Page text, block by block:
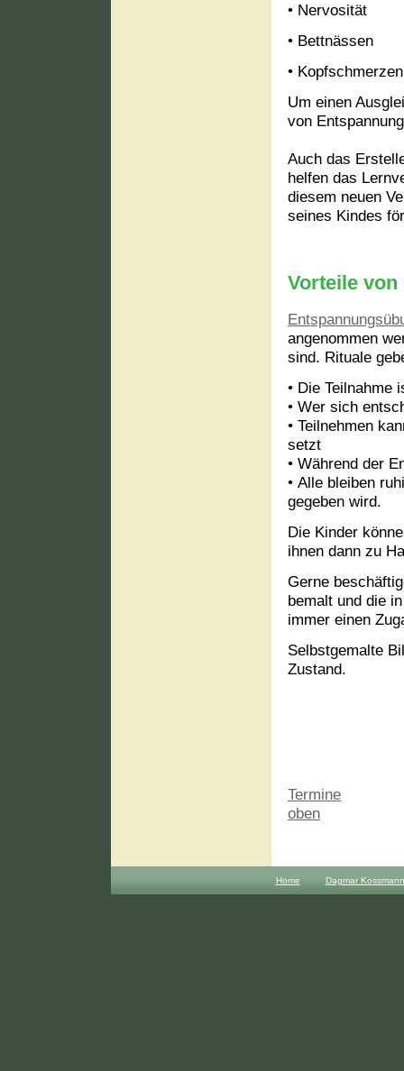
• Nervosität
• Bettnässen
• Kopfschmerzen
Um einen
von
Auch das
helfen das
diesem neuen
seines Kindes
Vorteile
angenommen
sind. Rituale
• Die Teilnahme
• Wer sich
• Teilnehmen
setzt
• Während der
• Alle bleiben
gegeben wird.
Die Kinder
ihnen dann zu
Gerne
bemalt und die
immer einen
Selbstgemalte
Zustand.
Termine
oben
Home Dagmar